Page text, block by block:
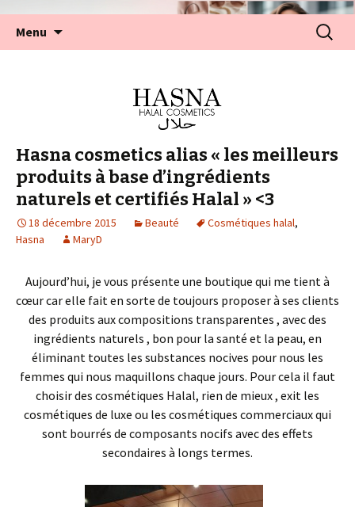
Menu
Hasna cosmetics alias « les meilleurs
produits à base d’ingrédients
naturels et certifiés Halal » <3
18 décembre 2015 Beauté Cosmétiques halal,
Hasna
MaryD
Aujourd’hui, je vous présente une boutique qui me tient à
cœur car elle fait en sorte de toujours proposer à ses clients
des produits aux compositions transparentes , avec des
ingrédients naturels , bon pour la santé et la peau, en
éliminant toutes les substances nocives pour nous les
femmes qui nous maquillons chaque jours. Pour cela il faut
choisir des cosmétiques Halal, rien de mieux , exit les
cosmétiques de luxe ou les cosmétiques commerciaux qui
sont bourrés de composants nocifs avec des effets
secondaires à longs termes.